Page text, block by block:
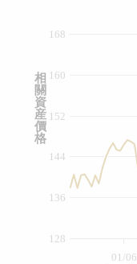
01/06
128
136
144
152
160
168
相
關
資
産
價
格
牛熊證文件及公告 (瑞信)
收市競價變化